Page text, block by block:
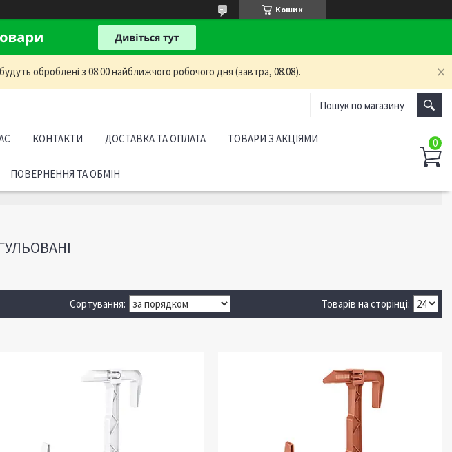
Кошик
оброблені з 08:00 найближчого робочого дня (завтра, 08.08).
КОНТАКТИ ДОСТАВКА ТА ОПЛАТА ТОВАРИ З АКЦІЯМИ
ПОВЕРНЕННЯ ТА ОБМІН